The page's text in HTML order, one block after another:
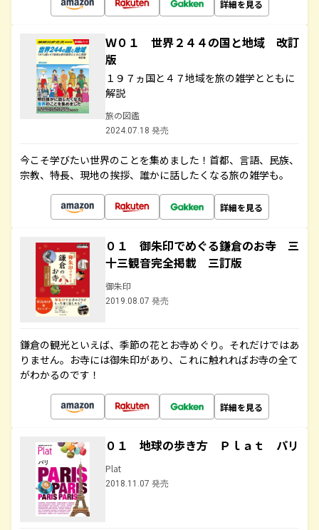
詳細を見る
Ｗ０１ 世界２４４の国と地域 改訂
版
１９７ヵ国と４７地域を旅の雑学とともに
解説
旅の図鑑
2024.07.18 発売
今こそ学びたい世界のことを集めました！首都、言語、民族、
宗教、特長、現地の挨拶、誰かに話したくなる旅の雑学も。
詳細を見る
０１ 御朱印でめぐる鎌倉のお寺 三
十三観音完全掲載 三訂版
御朱印
2019.08.07 発売
鎌倉の観光といえば、季節の花とお寺めぐり。それだけではあ
りません。お寺には御朱印があり、これに触れればお寺の全て
がわかるのです！
詳細を見る
０１ 地球の歩き方 Ｐｌａｔ パリ
Plat
2018.11.07 発売